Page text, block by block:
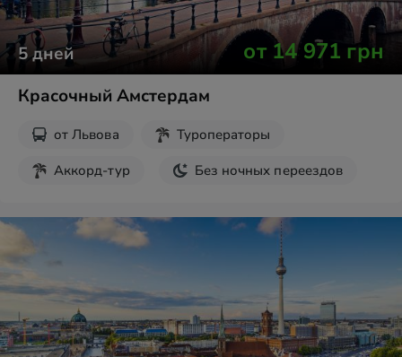
5дней от 14 971 грн
Красочный Амстердам
от Львова
Туроператоры
Аккорд-тур
Без ночных переездов
День Короля Нидерландов